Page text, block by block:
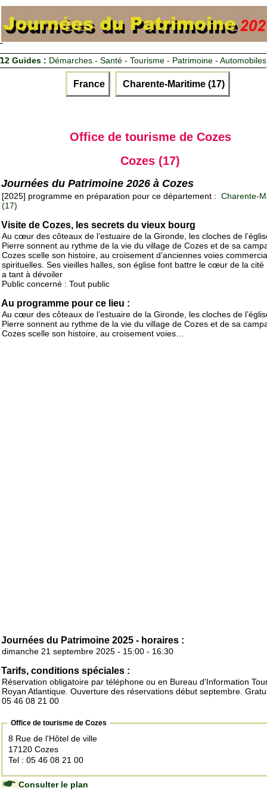
12 Guides : Démarches - Santé - Tourisme - Patrimoine - Automobiles
France Charente-Maritime (17)
Office de tourisme de Cozes
Cozes (17)
Journées du Patrimoine 2026 à Cozes
[2025] programme en préparation pour ce département : Charente-
(17)
Visite de Cozes, les secrets du vieux bourg
Au cœur des côteaux de l’estuaire de la Gironde, les cloches de
Pierre sonnent au rythme de la vie du village de Cozes et de sa
Cozes scelle son histoire, au croisement d’anciennes voies
spirituelles. Ses vieilles halles, son église font battre le cœur de la cité
a tant à dévoiler
Public concerné : Tout public
Au programme pour ce lieu :
Au cœur des côteaux de l’estuaire de la Gironde, les cloches de
Pierre sonnent au rythme de la vie du village de Cozes et de sa
Cozes scelle son histoire, au croisement voies…
Journées du Patrimoine 2025 - horaires :
dimanche 21 septembre 2025 - 15:00 - 16:30
Tarifs, conditions spéciales :
Réservation obligatoire par téléphone ou en Bureau d'Information
Royan Atlantique. Ouverture des réservations début septembre.
05 46 08 21 00
Office de tourisme de Cozes
8 Rue de l'Hôtel de ville
17120 Cozes
Tel : 05 46 08 21 00
Consulter le plan